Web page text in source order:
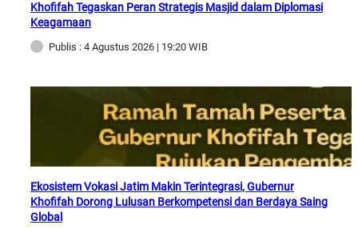
Khofifah Tegaskan Peran Strategis Masjid dalam Diplomasi
Keagamaan
Publis : 4 Agustus 2026 | 19:20 WIB
Ekosistem Vokasi Jatim Makin Terintegrasi, Gubernur
Khofifah Dorong Lulusan Berkompetensi dan Berdaya Saing
Global